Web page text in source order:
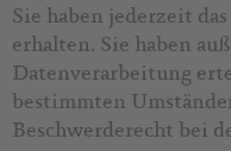
Sie haben jederzeit
erhalten. Sie haben
Datenverarbeitung
bestimmten
Beschwerderecht bei